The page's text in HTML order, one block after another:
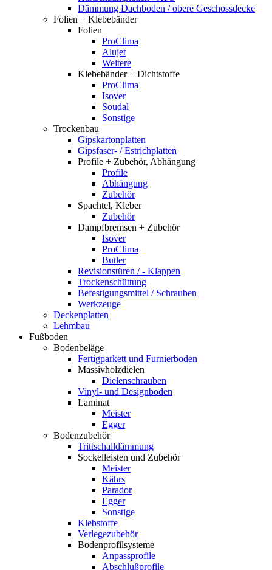
Dämmung Dachboden / obere Geschossdecke
Folien + Klebebänder
Folien
ProClima
Alujet
Weitere
Klebebänder + Dichtstoffe
ProClima
Isover
Soudal
Sonstige
Trockenbau
Gipskartonplatten
Gipsfaser- / Estrichplatten
Profile + Zubehör, Abhängung
Profile
Abhängung
Zubehör
Spachtel, Kleber
Zubehör
Dampfbremsen + Zubehör
Isover
ProClima
Butler
Revisionstüren / - Klappen
Trockenschüttung
Befestigungsmittel / Schrauben
Werkzeuge
Deckenplatten
Lehmbau
Fußboden
Bodenbeläge
Fertigparkett und Furnierboden
Massivholzdielen
Dielenschrauben
Vinyl- und Designboden
Laminat
Meister
Egger
Bodenzubehör
Trittschalldämmung
Sockelleisten und Zubehör
Meister
Kährs
Parador
Egger
Sonstige
Klebstoffe
Verlegezubehör
Bodenprofilsysteme
Anpassprofile
Abschlußprofile